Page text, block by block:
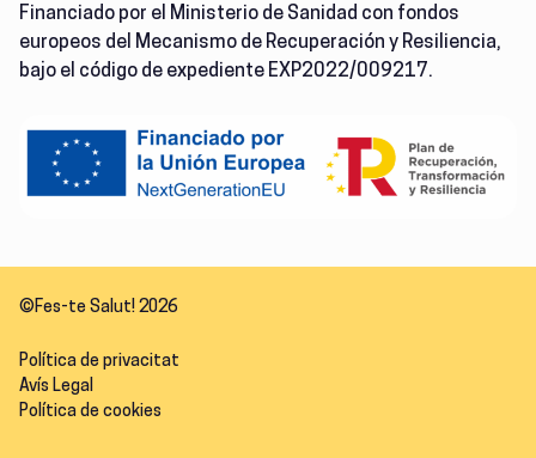
Financiado por el Ministerio de Sanidad con fondos
europeos del Mecanismo de Recuperación y Resiliencia,
bajo el código de expediente EXP2022/009217.
©Fes-te Salut! 2026
Política de privacitat
Avís Legal
Política de cookies